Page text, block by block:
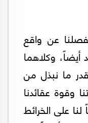
عن واقع
أيضاً، وكلاهما
ما نبذل من
وقوة عقائدنا
على الخرائط